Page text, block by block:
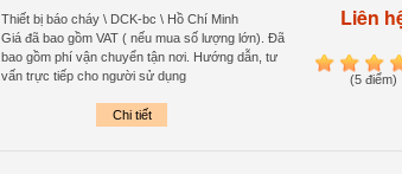
Thiết bị báo cháy \ DCK-bc \ Hồ Chí Minh
Giá đã bao gồm VAT ( nếu mua số lượng lớn). Đã
bao gồm phí vận chuyển tận nơi. Hướng dẫn, tư
vấn trực tiếp cho người sử dụng
Chi tiết
Liên
1 2 3 4
(5 điểm)